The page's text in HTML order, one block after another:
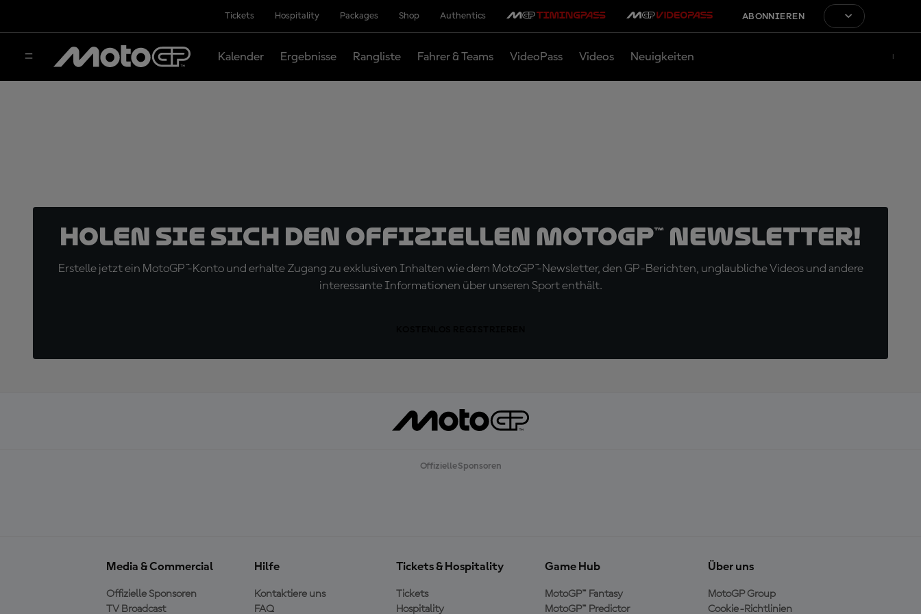
Tickets Hospitality Packages Shop Authentics ABONNIEREN
Kalender Ergebnisse Rangliste Fahrer & Teams VideoPass Videos Neuigkeiten
Holen Sie sich den offiziellen MotoGP™ Newsletter!
Erstelle jetzt ein MotoGP™-Konto und erhalte Zugang zu exklusiven Inhalten wie dem MotoGP™-Newsletter, den GP-Berichten, unglaubliche Videos und andere
interessante Informationen über unseren Sport enthält.
Offizielle Sponsoren
Media & Commercial
Offizielle Sponsoren
TV Broadcast
Hilfe
Kontaktiere uns
FAQ
Tickets & Hospitality
Tickets
Hospitality
Game Hub
MotoGP™ Fantasy
MotoGP™ Predictor
Über uns
MotoGP Group
Cookie-Richtlinien